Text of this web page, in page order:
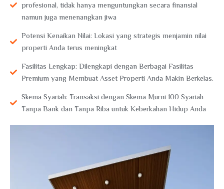
profesional, tidak hanya menguntungkan secara finansial
namun juga menenangkan jiwa
Potensi Kenaikan Nilai: Lokasi yang strategis menjamin nilai
properti Anda terus meningkat
Fasilitas Lengkap: Dilengkapi dengan Berbagai Fasilitas
Premium yang Membuat Asset Properti Anda Makin Berkelas.
Skema Syariah: Transaksi dengan Skema Murni 100 Syariah
Tanpa Bank dan Tanpa Riba untuk Keberkahan Hidup Anda